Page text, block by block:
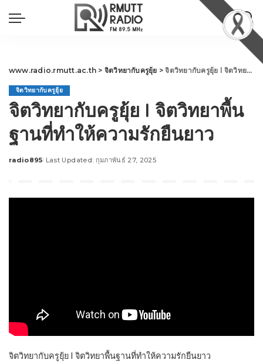
www.radio.rmutt.ac.th > จิตวิทยากับครูยุ้ย >จิตวิทยากับครูยุ้ย l จิตวิทยาพื้นฐานที่ทำให้ความรักยืนยาว
จิตวิทยากับครูยุ้ย
จิตวิทยากับครูยุ้ย l จิตวิทยาพื้น
ฐานที่ทำให้ความรักยืนยาว
Posted
radio895 Last Updated: กุมภาพันธ์ 27, 2025
จิตวิทยากับครูยุ้ย l จิตวิทยาพื้นฐานที่ทำให้ความรักยืนยาว